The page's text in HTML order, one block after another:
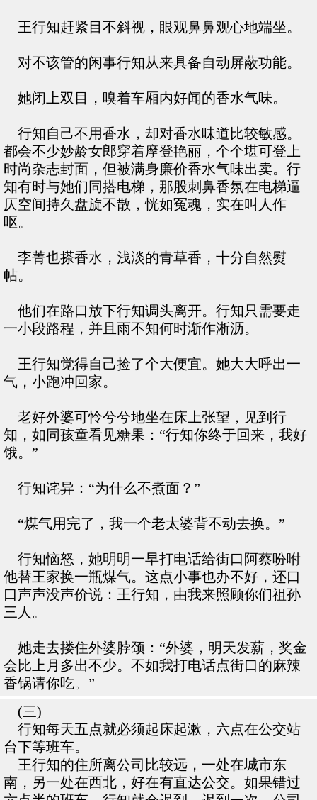
王行知赶紧目不斜视，眼观鼻鼻观心地端坐。
对不该管的闲事行知从来具备自动屏蔽功能。
她闭上双目，嗅着车厢内好闻的香水气味。
行知自己不用香水，却对香水味道比较敏感。
都会不少妙龄女郎穿着摩登艳丽，个个堪可登上
时尚杂志封面，但被满身廉价香水气味出卖。行
知有时与她们同搭电梯，那股刺鼻香氛在电梯逼
仄空间持久盘旋不散，恍如冤魂，实在叫人作
呕。
李菁也搽香水，浅淡的青草香，十分自然熨
帖。
他们在路口放下行知调头离开。行知只需要走
一小段路程，并且雨不知何时渐作淅沥。
王行知觉得自己捡了个大便宜。她大大呼出一
气，小跑冲回家。
老好外婆可怜兮兮地坐在床上张望，见到行
知，如同孩童看见糖果：“行知你终于回来，我好
饿。”
行知诧异：“为什么不煮面？”
“煤气用完了，我一个老太婆背不动去换。”
行知恼怒，她明明一早打电话给街口阿蔡吩咐
他替王家换一瓶煤气。这点小事也办不好，还口
口声声没声价说：王行知，由我来照顾你们祖孙
三人。
她走去搂住外婆脖颈：“外婆，明天发薪，奖金
会比上月多出不少。不如我打电话点街口的麻辣
香锅请你吃。”
(三)
行知每天五点就必须起床起漱，六点在公交站
台下等班车。
王行知的住所离公司比较远，一处在城市东
南，另一处在西北，好在有直达公交。如果错过